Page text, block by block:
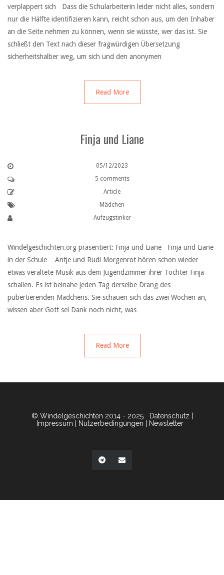
verplappert sich Dass die Schularbeiterin leider nicht alles, sondern
nur die Hälfte identifizieren kann, reicht schon aus, um den Inhaber
an die Seite nehmen zu können, wenn sie wüsste, wer das ist. Sie
schließt den Text nach dieser fragwürdigen Übersetzung
sicherheitshalber weg, um sich und den anonymen
Read More
Finja und Liane
05/12/2023
5 comments
Article
Mädchen
Aufzugstinker
Windelgeschichten.org präsentiert: Finja und Liane Finja und Liane
in der Schule Antje und Rudi Morgenrot hören schon wieder
etwas veraltete Musik aus dem Jugendzimmer ihrer Tochter Finja
schallen. Es ist beinahe jeden Tag derselbe Drang des
pubertierenden Mädchens. Sie schauen sich das zwei Wochen an,
wissen aber Gott sei Dank noch nicht, was
Read More
© Windelgeschichten 2014 - 2025 Datenschutz
Impressum
Nutzerbedingungen Newsletter